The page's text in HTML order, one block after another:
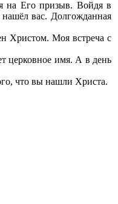
на Его призыв. Войдя в
вас. Долгожданная
Христом. Моя встреча с
церковное имя. А в день
что вы нашли Христа.